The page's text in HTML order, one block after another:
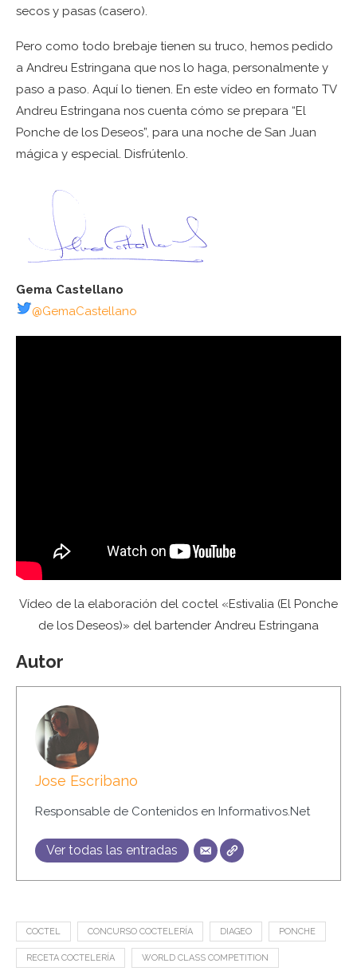
secos y pasas (casero).
Pero como todo brebaje tienen su truco, hemos pedido
a Andreu Estringana que nos lo haga, personalmente y
paso a paso. Aquí lo tienen. En este vídeo en formato TV
Andreu Estringana nos cuenta cómo se prepara “El
Ponche de los Deseos”, para una noche de San Juan
mágica y especial. Disfrútenlo.
Gema Castellano
@GemaCastellano
Vídeo de la elaboración del coctel «Estivalia (El Ponche
de los Deseos)» del bartender Andreu Estringana
Autor
Jose Escribano
Responsable de Contenidos en Informativos.Net
Ver todas las entradas
COCTEL CONCURSO COCTELERÍA DIAGEO PONCHE
RECETA COCTELERÍA WORLD CLASS COMPETITION